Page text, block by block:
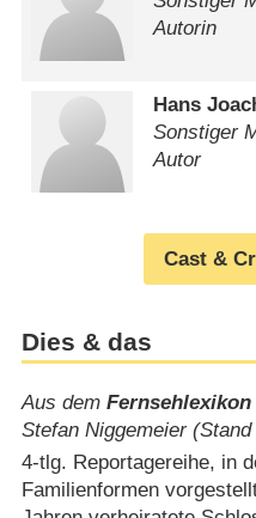
Autorin
Hans
Sonstiger
Autor
Cast &
Dies & das
Aus dem Fernsehlexikon
Stefan Niggemeier (Stand
4-tlg. Reportagereihe, in
Familienformen